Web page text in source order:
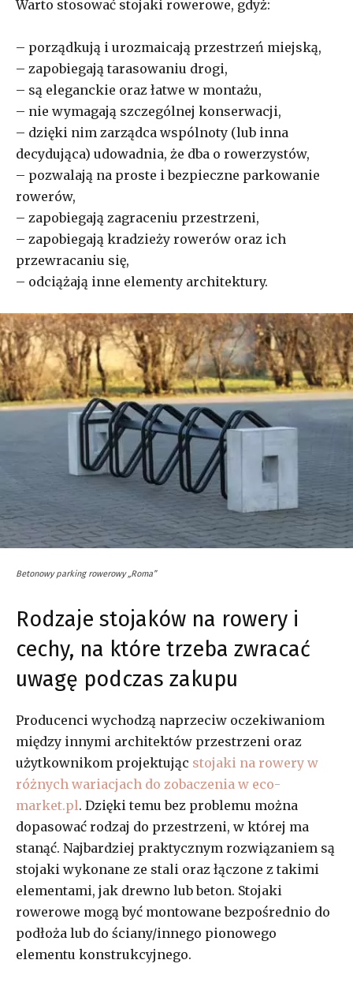
Warto stosować stojaki rowerowe, gdyż:
– porządkują i urozmaicają przestrzeń miejską,
– zapobiegają tarasowaniu drogi,
– są eleganckie oraz łatwe w montażu,
– nie wymagają szczególnej konserwacji,
– dzięki nim zarządca wspólnoty (lub inna
decydująca) udowadnia, że dba o rowerzystów,
– pozwalają na proste i bezpieczne parkowanie
rowerów,
– zapobiegają zagraceniu przestrzeni,
– zapobiegają kradzieży rowerów oraz ich
przewracaniu się,
– odciążają inne elementy architektury.
Betonowy parking rowerowy „Roma”
Rodzaje stojaków na rowery i
cechy, na które trzeba zwracać
uwagę podczas zakupu
Producenci wychodzą naprzeciw oczekiwaniom
między innymi architektów przestrzeni oraz
użytkownikom projektując stojaki na rowery w
różnych wariacjach do zobaczenia w eco-
market.pl. Dzięki temu bez problemu można
dopasować rodzaj do przestrzeni, w której ma
stanąć. Najbardziej praktycznym rozwiązaniem są
stojaki wykonane ze stali oraz łączone z takimi
elementami, jak drewno lub beton. Stojaki
rowerowe mogą być montowane bezpośrednio do
podłoża lub do ściany/innego pionowego
elementu konstrukcyjnego.